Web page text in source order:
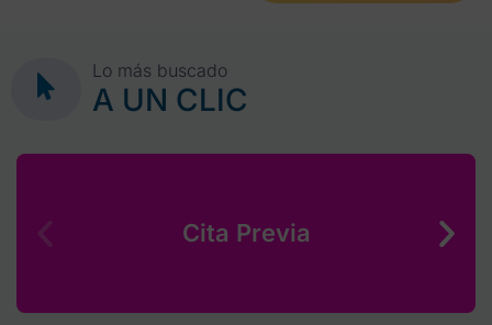
Lo más buscado
A UN CLIC
Cita Previa